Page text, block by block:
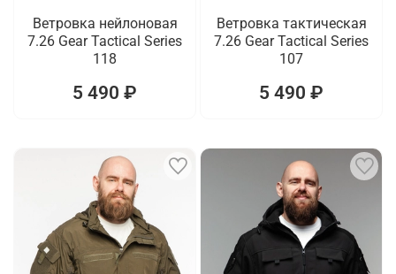
Ветровка нейлоновая
7.26 Gear Tactical Series
118
5 490 ₽
Ветровка тактическая
7.26 Gear Tactical Series
107
5 490 ₽